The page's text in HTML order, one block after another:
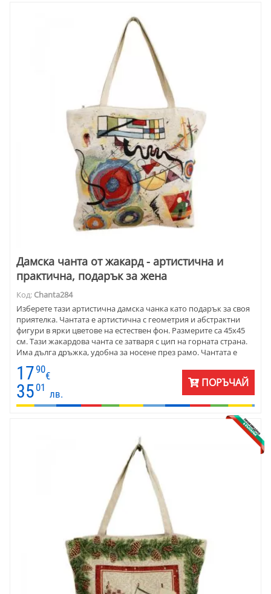
Дамска чанта от жакард - артистична и
практична, подарък за жена
Код: Chanta284
Изберете тази артистична дамска чанка като подарък за своя
приятелка. Чантата е артистична с геометрия и абстрактни
фигури в ярки цветове на естествен фон. Размерите са 45х45
см. Тази жакардова чанта се затваря с цип на горната страна.
Има дълга дръжка, удобна за носене през рамо. Чантата е
Възрастта е без значение. Чанта от жакард е подходяща за
пролетта, лятото и есента. Стилът допуска да се появите с нея
както на плажно парти, така и на културно събитие.
1790
€
35 01
лв.
ПОРЪЧАЙ